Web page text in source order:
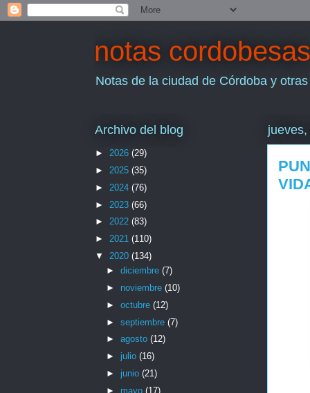
notas cordobesas
Notas de la ciudad de Córdoba y
Archivo del blog
► 2026 (29)
► 2025 (35)
► 2024 (76)
► 2023 (66)
► 2022 (83)
► 2021 (110)
▼ 2020 (134)
► diciembre (7)
► noviembre (10)
► octubre (12)
► septiembre (7)
► agosto (12)
► julio (16)
► junio (21)
► mayo (17)